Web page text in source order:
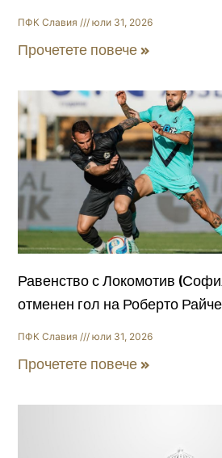
ПФК Славия юли 31, 2026
Прочетете повече »
Равенство с Локомотив
отменен гол на Роберто
ПФК Славия юли 31, 2026
Прочетете повече »